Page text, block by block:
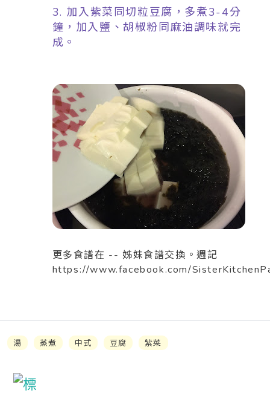
3. 加入紫菜同切粒豆腐， 多煮3-4分
鐘，加入鹽、胡椒粉同麻油調味就完
成。
更多食譜在 -- 姊妹食譜交換。週記
https://www.facebook.com/
湯 蒸煮 中式 豆腐 紫菜